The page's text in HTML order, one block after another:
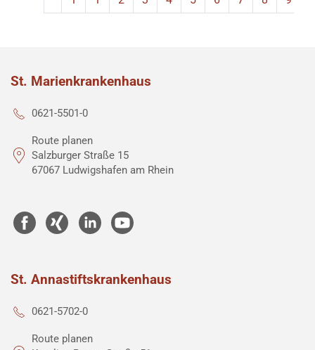
St. Marienkrankenhaus
0621-5501-0
Route planen
Salzburger Straße 15
67067 Ludwigshafen am Rhein
St. Annastiftskrankenhaus
0621-5702-0
Route planen